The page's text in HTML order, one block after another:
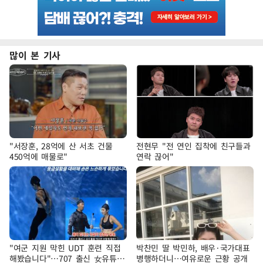
많이 본 기사
"서장훈, 28억에 산 서초 건물
450억에 매물로"
전현무 "전 연인 집착에 친구들과
연락 끊어"
"여군 지원 막힌 UDT 훈련 직접
해봤습니다"…707 출신 女유튜버
박찬민 딸 박민하, 배우·국가대표
병행하더니…여유로운 근황 공개